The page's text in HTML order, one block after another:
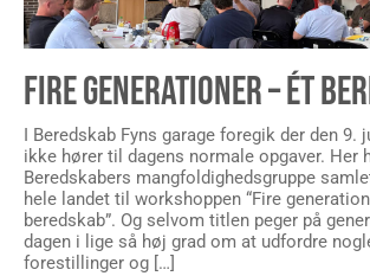
FIRE GENERATIONER – ÉT
I Beredskab Fyns garage foregik der den 9.
ikke hører til dagens normale opgaver. Her
Beredskabers mangfoldighedsgruppe
hele landet til workshoppen “Fire
beredskab”. Og selvom titlen peger på
dagen i lige så høj grad om at udfordre
forestillinger og […]